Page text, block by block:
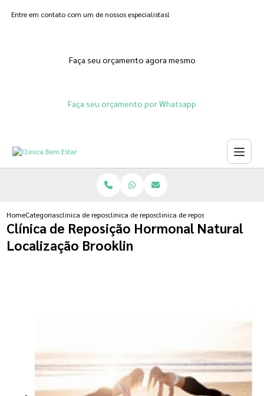
Entre em contato com um de nossos especialistas!
Faça seu orçamento agora mesmo
Faça seu orçamento por Whatsapp
HomeCategoriasclinica de reposicao hormonalclinica de reposicao hormonal natural
clinica de reposicao hormonal
Clínica de Reposição Hormonal Natural
Localização Brooklin